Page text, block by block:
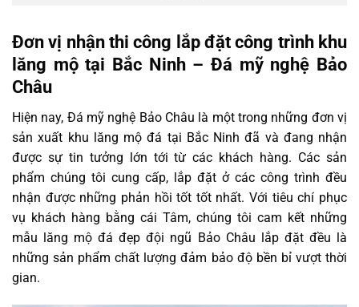
Đơn vị nhận thi công lắp đặt công trình khu
lăng mộ tại Bắc Ninh – Đá mỹ nghệ Bảo
Châu
Hiện nay, Đá mỹ nghệ Bảo Châu là một trong những đơn vị
sản xuất khu lăng mộ đá tại Bắc Ninh đã và đang nhận
được sự tin tưởng lớn tới từ các khách hàng. Các sản
phẩm chúng tôi cung cấp, lắp đặt ở các công trình đều
nhận được những phản hồi tốt tốt nhất. Với tiêu chí phục
vụ khách hàng bằng cái Tâm, chúng tôi cam kết những
mẫu lăng mộ đá đẹp đội ngũ Bảo Châu lắp đặt đều là
những sản phẩm chất lượng đảm bảo độ bền bỉ vượt thời
gian.